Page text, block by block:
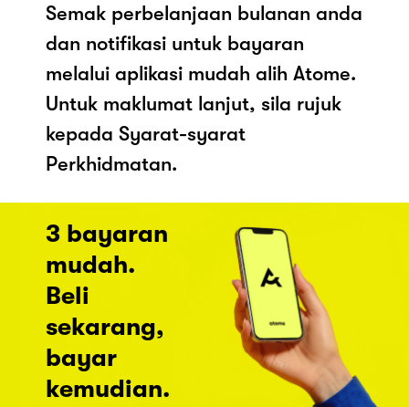
Semak perbelanjaan bulanan anda
dan notifikasi untuk bayaran
melalui aplikasi mudah alih Atome.
Untuk maklumat lanjut, sila rujuk
kepada Syarat-syarat
Perkhidmatan.
3 bayaran
mudah.
Beli
sekarang,
bayar
kemudian.